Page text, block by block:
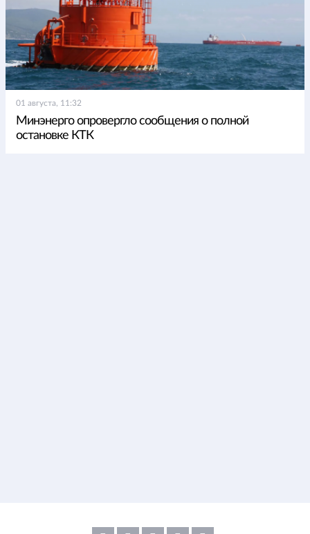
01 августа, 11:32
Минэнерго опровергло сообщения о полной
остановке КТК